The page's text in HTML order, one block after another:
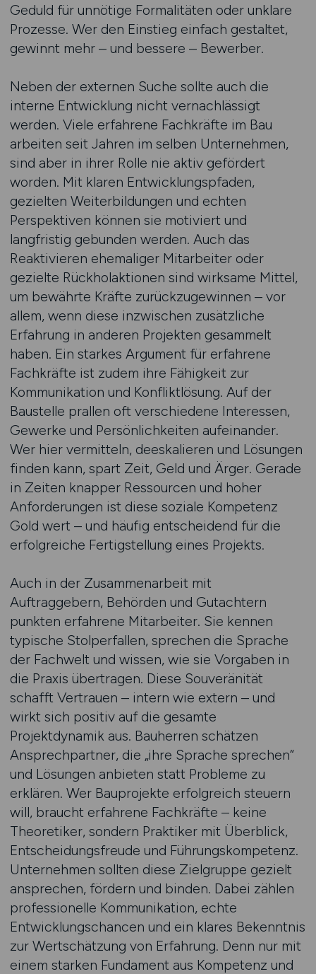
Geduld für unnötige Formalitäten oder unklare
Prozesse. Wer den Einstieg einfach gestaltet,
gewinnt mehr – und bessere – Bewerber.
Neben der externen Suche sollte auch die
interne Entwicklung nicht vernachlässigt
werden. Viele erfahrene Fachkräfte im Bau
arbeiten seit Jahren im selben Unternehmen,
sind aber in ihrer Rolle nie aktiv gefördert
worden. Mit klaren Entwicklungspfaden,
gezielten Weiterbildungen und echten
Perspektiven können sie motiviert und
langfristig gebunden werden. Auch das
Reaktivieren ehemaliger Mitarbeiter oder
gezielte Rückholaktionen sind wirksame Mittel,
um bewährte Kräfte zurückzugewinnen – vor
allem, wenn diese inzwischen zusätzliche
Erfahrung in anderen Projekten gesammelt
haben. Ein starkes Argument für erfahrene
Fachkräfte ist zudem ihre Fähigkeit zur
Kommunikation und Konfliktlösung. Auf der
Baustelle prallen oft verschiedene Interessen,
Gewerke und Persönlichkeiten aufeinander.
Wer hier vermitteln, deeskalieren und Lösungen
finden kann, spart Zeit, Geld und Ärger. Gerade
in Zeiten knapper Ressourcen und hoher
Anforderungen ist diese soziale Kompetenz
Gold wert – und häufig entscheidend für die
erfolgreiche Fertigstellung eines Projekts.
Auch in der Zusammenarbeit mit
Auftraggebern, Behörden und Gutachtern
punkten erfahrene Mitarbeiter. Sie kennen
typische Stolperfallen, sprechen die Sprache
der Fachwelt und wissen, wie sie Vorgaben in
die Praxis übertragen. Diese Souveränität
schafft Vertrauen – intern wie extern – und
wirkt sich positiv auf die gesamte
Projektdynamik aus. Bauherren schätzen
Ansprechpartner, die „ihre Sprache sprechen“
und Lösungen anbieten statt Probleme zu
erklären. Wer Bauprojekte erfolgreich steuern
will, braucht erfahrene Fachkräfte – keine
Theoretiker, sondern Praktiker mit Überblick,
Entscheidungsfreude und Führungskompetenz.
Unternehmen sollten diese Zielgruppe gezielt
ansprechen, fördern und binden. Dabei zählen
professionelle Kommunikation, echte
Entwicklungschancen und ein klares Bekenntnis
zur Wertschätzung von Erfahrung. Denn nur mit
einem starken Fundament aus Kompetenz und